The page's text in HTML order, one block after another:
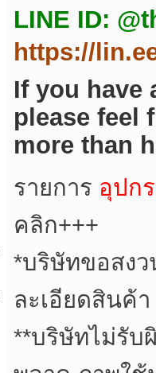
LINE ID:
https://
If you have
please feel
more than
รายการ อุปก
คลิก+++
*บริษัทขอสงว
ละเอียดสินค้
**บริษัทไม่รับ